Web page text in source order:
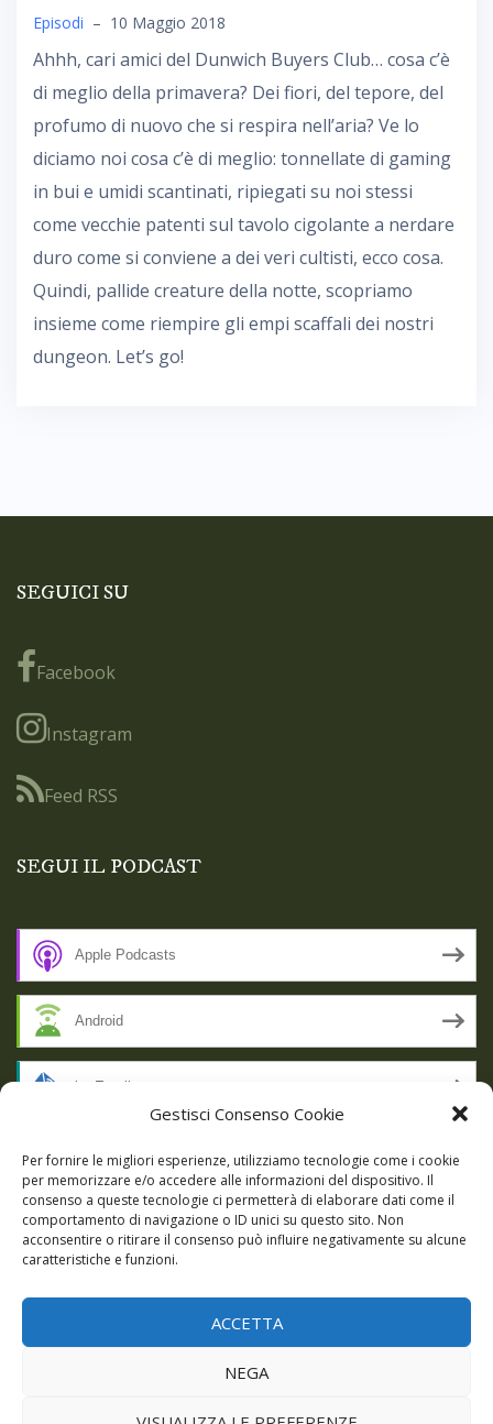
Gestisci Consenso Cookie
Per fornire le migliori esperienze, utilizziamo tecnologie come i cookie
per memorizzare e/o accedere alle informazioni del dispositivo. Il
consenso a queste tecnologie ci permetterà di elaborare dati come il
comportamento di navigazione o ID unici su questo sito. Non
acconsentire o ritirare il consenso può influire negativamente su alcune
caratteristiche e funzioni.
ACCETTA
NEGA
Episodi – 10 Maggio 2018
Ahhh, cari amici del Dunwich Buyers Club… cosa c’è
di meglio della primavera? Dei fiori, del tepore, del
profumo di nuovo che si respira nell’aria? Ve lo
diciamo noi cosa c’è di meglio: tonnellate di gaming
in bui e umidi scantinati, ripiegati su noi stessi
come vecchie patenti sul tavolo cigolante a nerdare
duro come si conviene a dei veri cultisti, ecco cosa.
Quindi, pallide creature della notte, scopriamo
insieme come riempire gli empi scaffali dei nostri
dungeon. Let’s go!
SEGUICI SU
Facebook
Instagram
Feed RSS
SEGUI IL PODCAST
Apple Podcasts
Android
by Email
RSS
SSL SECURE
|Theme: